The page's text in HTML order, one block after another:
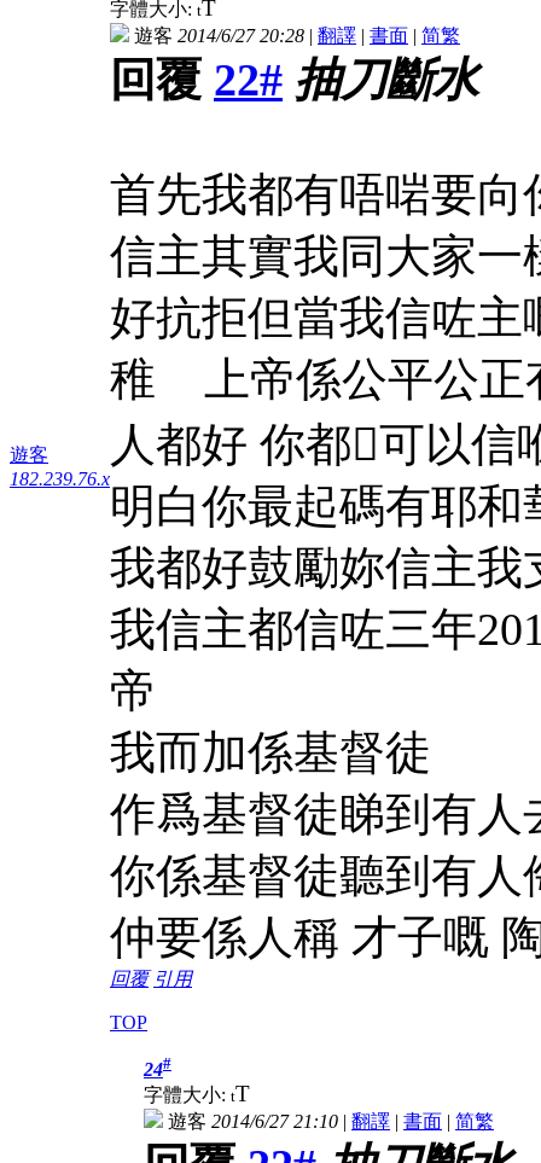
遊客
182.239.76.x
字體大小: tT
遊客 2014/6/27 20:28 | 翻譯 | 書面 | 简繁
回覆 22# 抽刀斷水
首先我都有唔啱要
信主其實我同大家
好抗拒但當我信咗
稚 上帝係公平公正
人都好 你都可以信
明白你最起碼有耶
我都好鼓勵妳信主我
我信主都信咗三年
帝
我而加係基督徒
作爲基督徒睇到有
你係基督徒聽到有
仲要係人稱 才子嘅
回覆 引用
TOP
24#
字體大小: tT
遊客 2014/6/27 21:10 | 翻譯 | 書面 | 简繁